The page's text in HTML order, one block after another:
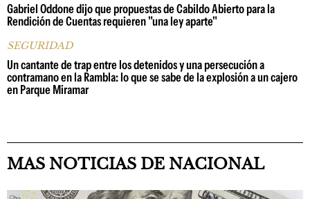
Gabriel Oddone dijo que propuestas de Cabildo Abierto para la
Rendición de Cuentas requieren "una ley aparte"
SEGURIDAD
Un cantante de trap entre los detenidos y una persecución a
contramano en la Rambla: lo que se sabe de la explosión a un cajero
en Parque Miramar
MAS NOTICIAS DE NACIONAL